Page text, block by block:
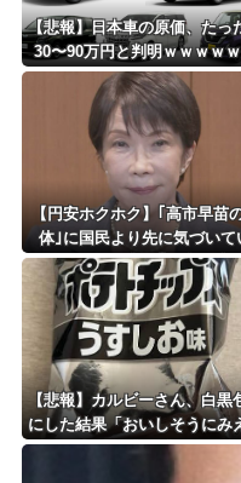
【悲報】日本車の原価、たっ
30〜90万円と判明ｗｗｗｗ
ｗｗｗｗｗ
【円安ホクホク】｢高市早苗
体｣に国民より先に気づいて
た…海外投資家が｢日本経済
す首相｣だと確信した残念発
【悲報】カルビーさん、白黒
にした結果「おいしそうにみ
い」4週連続減・・・